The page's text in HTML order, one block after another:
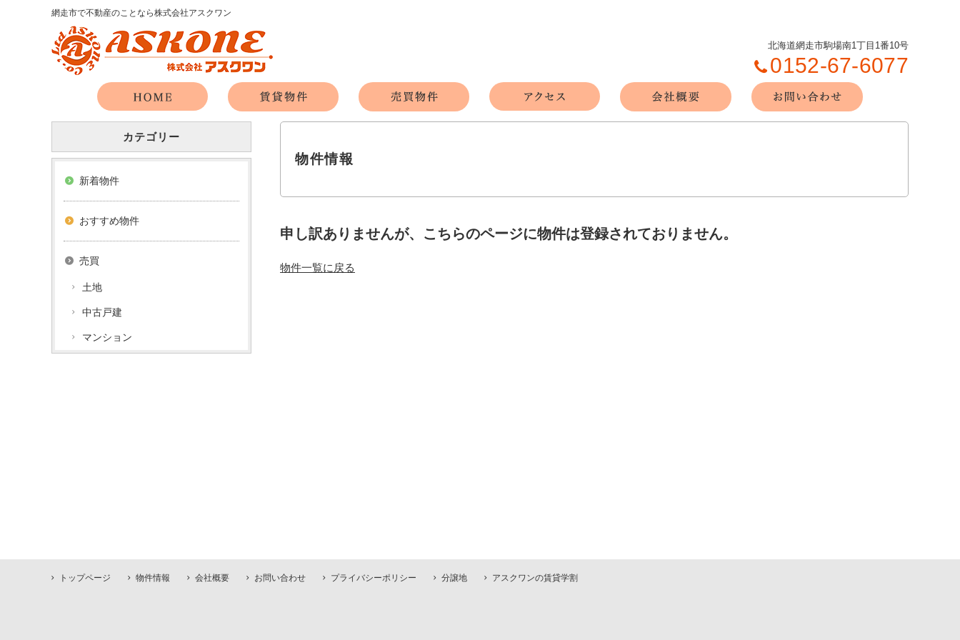
網走市で不動産のことなら株式会社アスクワン
北海道網走市駒場南1丁目1番10号
0152-67-6077
物件情報
申し訳ありませんが、こちらのページに物件は登録されておりません。
物件一覧に戻る
カテゴリー
新着物件
おすすめ物件
売買
土地
中古戸建
マンション
トップページ 物件情報 会社概要 お問い合わせ プライバシーポリシー 分譲地 アスクワンの賃貸学割